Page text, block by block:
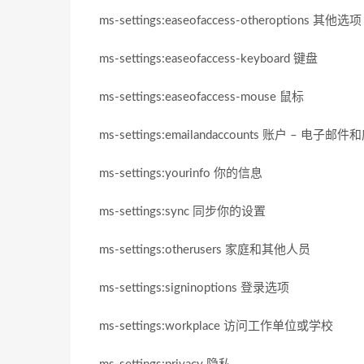
ms-settings:easeofaccess-otheroptions 其他选项
ms-settings:easeofaccess-keyboard 键盘
ms-settings:easeofaccess-mouse 鼠标
ms-settings:emailandaccounts 账户 – 电子邮件和
ms-settings:yourinfo 你的信息
ms-settings:sync 同步你的设置
ms-settings:otherusers 家庭和其他人员
ms-settings:signinoptions 登录选项
ms-settings:workplace 访问工作单位或学校